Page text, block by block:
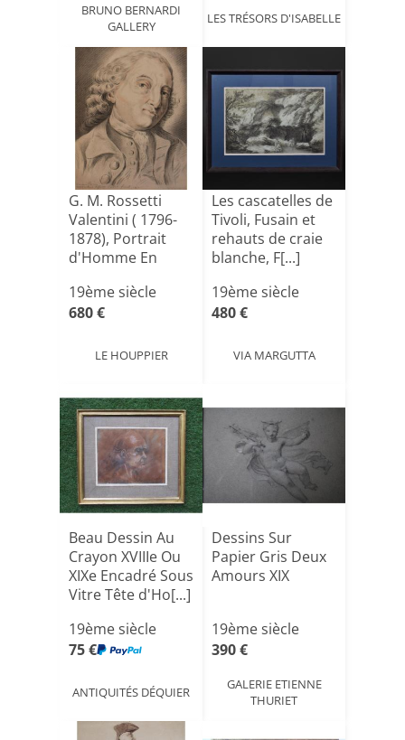
BRUNO BERNARDI
GALLERY
LES TRÉSORS D'ISABELLE
G. M. Rossetti
Valentini ( 1796-
1878), Portrait
d'Homme En
19ème siècle
680 €
LE HOUPPIER
Les cascatelles de
Tivoli, Fusain et
rehauts de craie
blanche, F[...]
19ème siècle
480 €
VIA MARGUTTA
Beau Dessin Au
Crayon XVIIIe Ou
XIXe Encadré Sous
Vitre Tête d'Ho[...]
19ème siècle
75 €
ANTIQUITÉS DÉQUIER
Dessins Sur
Papier Gris Deux
Amours XIX
19ème siècle
390 €
GALERIE ETIENNE
THURIET